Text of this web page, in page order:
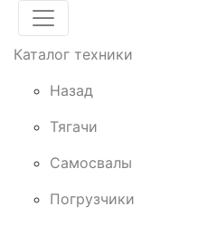
Каталог техники
Назад
Тягачи
Cамосвалы
Погрузчики